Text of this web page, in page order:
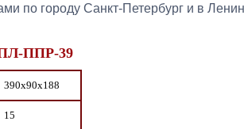
по городу Санкт-Петербург и в
ППР-39
390х90х188
15